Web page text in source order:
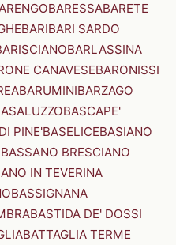
BARESSABARETE
BARIBARI SARDO
BARLASSINA
CANAVESEBARONISSI
BARUMINIBARZAGO
BASCAPE'
PINE'BASELICEBASIANO
BASSANO BRESCIANO
IN TEVERINA
BASSIGNANA
BASTIDA DE' DOSSI
BATTAGLIA TERME